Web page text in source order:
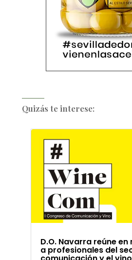
Quizás te interese:
D.O. Navarra reúne
a profesionales del